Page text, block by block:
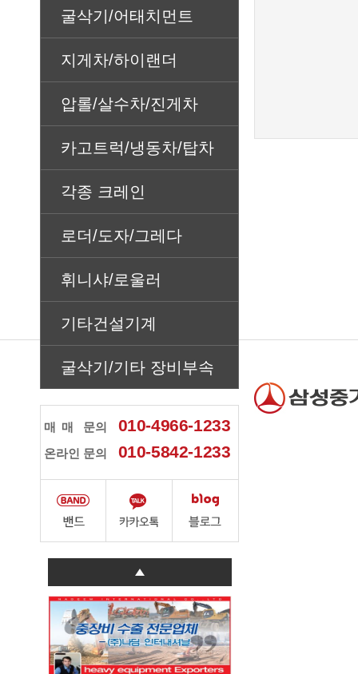
굴삭기/어태치먼트
지게차/하이랜더
압롤/살수차/진게차
카고트럭/냉동차/탑차
각종 크레인
로더/도자/그레다
휘니샤/로울러
기타건설기계
굴삭기/기타 장비부속
매매 문의 010-4966-1233
온라인 문의 010-5842-1233